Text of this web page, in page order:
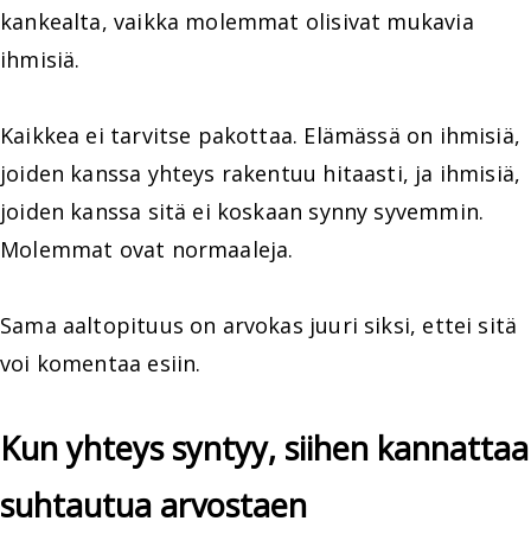
kankealta, vaikka molemmat olisivat mukavia
ihmisiä.
Kaikkea ei tarvitse pakottaa. Elämässä on ihmisiä,
joiden kanssa yhteys rakentuu hitaasti, ja ihmisiä,
joiden kanssa sitä ei koskaan synny syvemmin.
Molemmat ovat normaaleja.
Sama aaltopituus on arvokas juuri siksi, ettei sitä
voi komentaa esiin.
Kun yhteys syntyy, siihen kannattaa
suhtautua arvostaen